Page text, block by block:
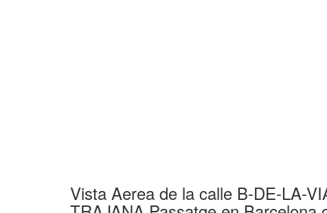
Vista Aerea de la calle B-DE-LA-